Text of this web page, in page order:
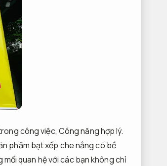
công việc, Công năng hợp lý.
phẩm bạt xếp che nắng có bề
mối quan hệ với các bạn không chỉ